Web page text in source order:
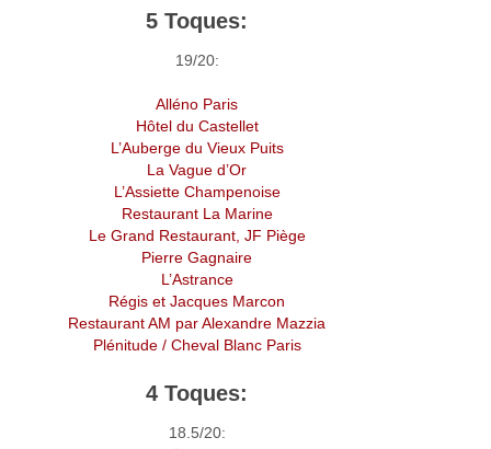
5 Toques:
19/20:
Alléno Paris
Hôtel du Castellet
L’Auberge du Vieux Puits
La Vague d’Or
L’Assiette Champenoise
Restaurant La Marine
Le Grand Restaurant, JF Piège
Pierre Gagnaire
L’Astrance
Régis et Jacques Marcon
Restaurant AM par Alexandre Mazzia
Plénitude / Cheval Blanc Paris
4 Toques:
18.5/20: